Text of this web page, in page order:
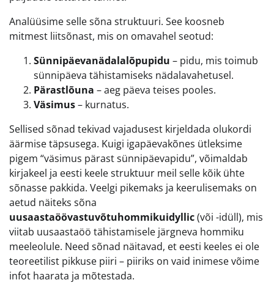
Analüüsime selle sõna struktuuri. See koosneb
mitmest liitsõnast, mis on omavahel seotud:
Sünnipäevanädalalõpupidu – pidu, mis toimub
sünnipäeva tähistamiseks nädalavahetusel.
Pärastlõuna – aeg päeva teises pooles.
Väsimus– kurnatus.
Sellised sõnad tekivad vajadusest kirjeldada olukordi
äärmise täpsusega. Kuigi igapäevakõnes ütleksime
pigem “väsimus pärast sünnipäevapidu”, võimaldab
kirjakeel ja eesti keele struktuur meil selle kõik ühte
sõnasse pakkida. Veelgi pikemaks ja keerulisemaks on
aetud näiteks sõna
uusaastaöövastuvõtuhommikuidyllic(või -idüll), mis
viitab uusaastaöö tähistamisele järgneva hommiku
meeleolule. Need sõnad näitavad, et eesti keeles ei ole
teoreetilist pikkuse piiri – piiriks on vaid inimese võime
infot haarata ja mõtestada.